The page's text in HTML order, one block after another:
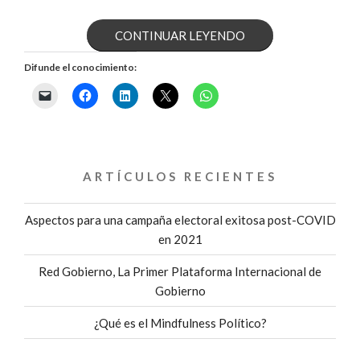
CONTINUAR LEYENDO«ASPECTOS
POST-
COVID
2021»
Difunde el conocimiento:
ARTÍCULOS RECIENTES
Aspectos para una campaña electoral exitosa post-COVID
en 2021
Red Gobierno, La Primer Plataforma Internacional de
Gobierno
¿Qué es el Mindfulness Político?